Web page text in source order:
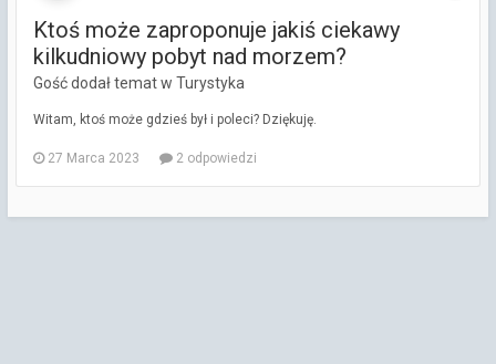
Ktoś może zaproponuje jakiś ciekawy
kilkudniowy pobyt nad morzem?
Gość dodał temat w Turystyka
Witam, ktoś może gdzieś był i poleci? Dziękuję.
27 Marca 2023 2 odpowiedzi